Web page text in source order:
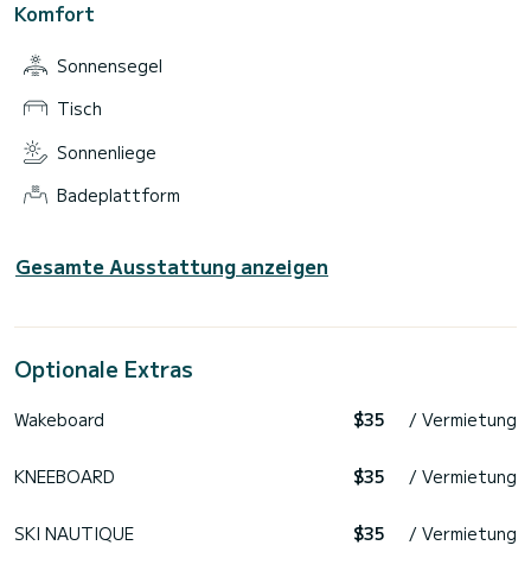
Komfort
Sonnensegel
Tisch
Sonnenliege
Badeplattform
Gesamte Ausstattung anzeigen
Optionale Extras
Wakeboard $35 / Vermietung
KNEEBOARD $35 / Vermietung
SKI NAUTIQUE $35 / Vermietung